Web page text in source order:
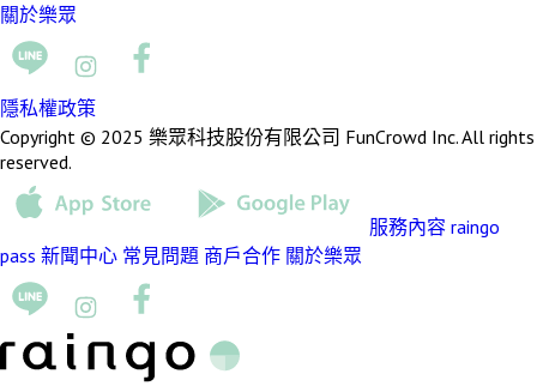
關於樂眾
隱私權政策
Copyright © 2025 樂眾科技股份有限公司 FunCrowd Inc. All rights
reserved.
服務內容 raingo
pass 新聞中心 常見問題 商戶合作 關於樂眾